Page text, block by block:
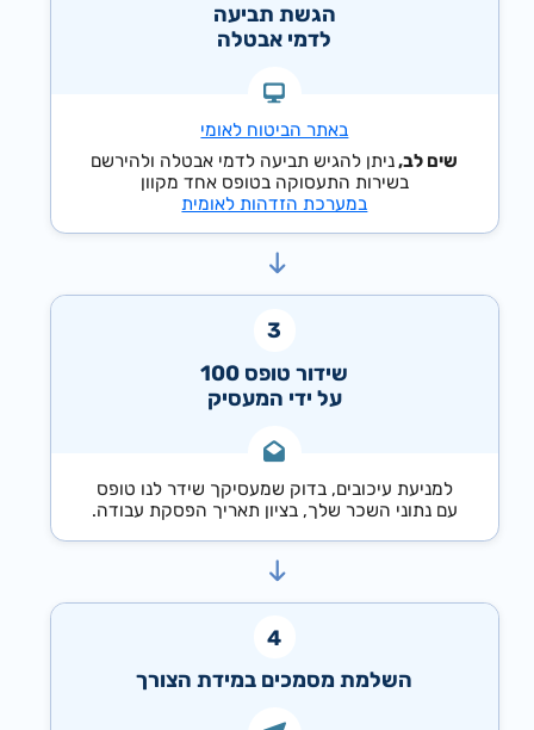
הגשת תביעה
לדמי אבטלה
באתר הביטוח לאומי
שים לב,ניתן להגיש תביעה לדמי אבטלה ולהירשם
בשירות התעסוקה בטופס אחד מקוון
במערכת הזדהות לאומית
שידור טופס 100
על ידי המעסיק
למניעת עיכובים, בדוק שמעסיקך שידר לנו טופס
עם נתוני השכר שלך, בציון תאריך הפסקת עבודה.
השלמת מסמכים במידת הצורך